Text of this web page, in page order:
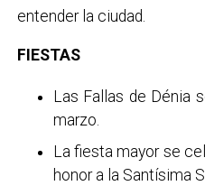
entender la ciudad.
FIESTAS
Las Fallas de Dénia
marzo.
La fiesta mayor se
honor a la Santísima